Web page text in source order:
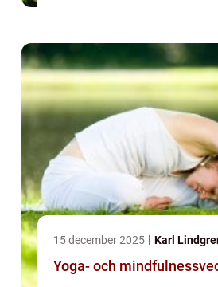
15 december 2025 Karl
Yoga- och